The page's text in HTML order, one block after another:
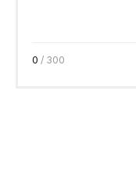
0 / 300